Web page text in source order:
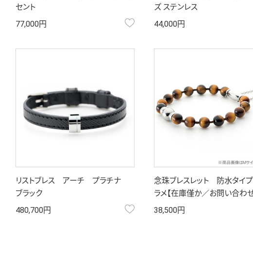
お気に入り
セント
77,000円
お気に入り
ズ ステンレス
44,000円
お気に入り
リストブレス アーチ プラチナ
ブラック
480,700円
お気に入り
念珠ブレスレット 防水タイ
ラメ【在庫僅か／お問い合わ
38,500円